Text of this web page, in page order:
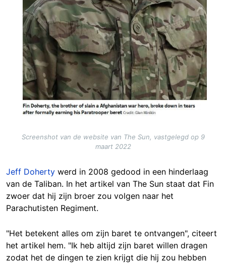
Screenshot van de website van The Sun, vastgelegd op 9
maart 2022
Jeff Doherty werd in 2008 gedood in een hinderlaag
van de Taliban. In het artikel van The Sun staat dat Fin
zwoer dat hij zijn broer zou volgen naar het
Parachutisten Regiment.
"Het betekent alles om zijn baret te ontvangen", citeert
het artikel hem. "Ik heb altijd zijn baret willen dragen
zodat het de dingen te zien krijgt die hij zou hebben